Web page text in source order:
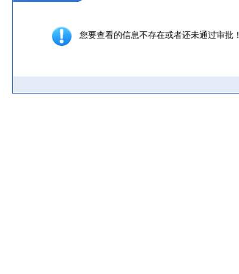
您要查看的信息不存在或者还未通过审批！